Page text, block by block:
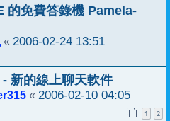
的免費答錄機 Pamela-
« 2006-02-24 13:51
新的線上聊天軟件
« 2006-02-10 04:05
1 2